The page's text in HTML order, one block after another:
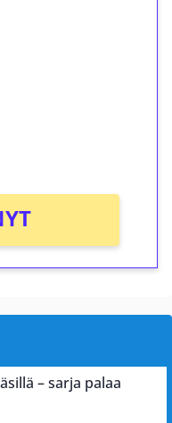
– sarja palaa